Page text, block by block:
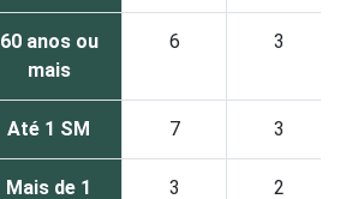
60 anos ou
mais
6 3
Até 1 SM 7 3
Mais de 1
3 2